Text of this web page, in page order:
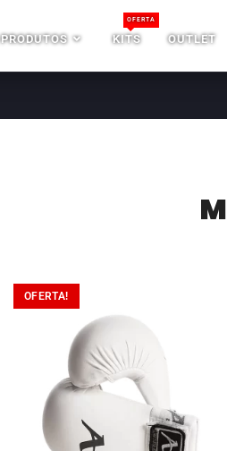
PRODUTOS KITS
OFERTA
OUTLET
M
OFERTA!